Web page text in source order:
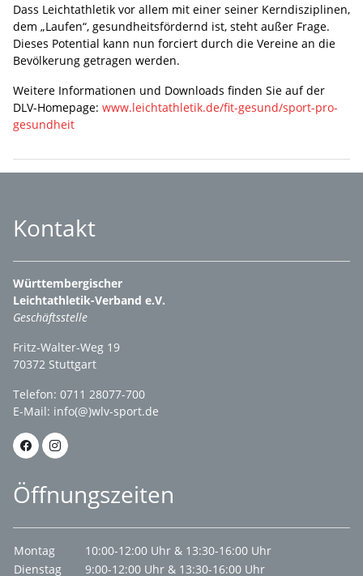
Dass Leichtathletik vor allem mit einer seiner Kerndisziplinen,
dem „Laufen“, gesundheitsfördernd ist, steht außer Frage.
Dieses Potential kann nun forciert durch die Vereine an die
Bevölkerung getragen werden.
Weitere Informationen und Downloads finden Sie auf der
DLV-Homepage: www.leichtathletik.de/fit-gesund/sport-pro-
gesundheit
Kontakt
Württembergischer
Leichtathletik-Verband e.V.
Geschäftsstelle
Fritz-Walter-Weg 19
70372 Stuttgart
Telefon: 0711 28077-700
E-Mail: info(@)wlv-sport.de
Öffnungszeiten
Montag
10:00-12:00 Uhr & 13:30-16:00 Uhr
Dienstag
9:00-12:00 Uhr & 13:30-16:00 Uhr